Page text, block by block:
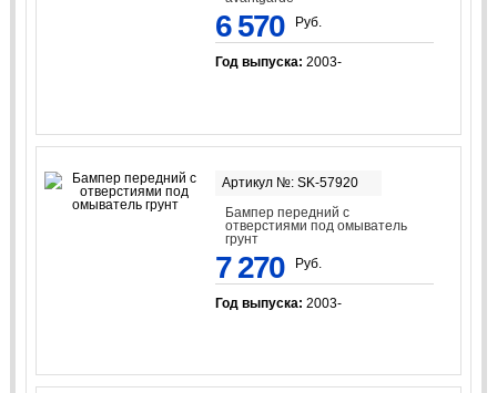
6 570 Руб.
Год выпуска: 2003-
Артикул №: SK-57920
Бампер передний с
отверстиями под омыватель
грунт
7 270 Руб.
Год выпуска: 2003-